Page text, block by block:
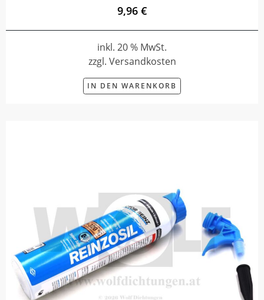
9,96 €
inkl. 20 % MwSt.
zzgl. Versandkosten
IN DEN WARENKORB